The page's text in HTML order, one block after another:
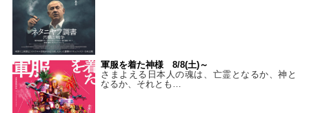
軍服を着た神様 8/8(土)～
さまよえる日本人の魂は、亡霊となるか、神と
なるか、それとも…